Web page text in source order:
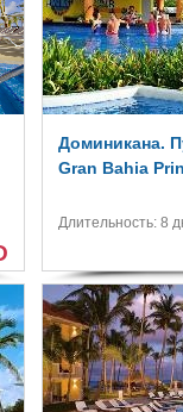
Доминикана.
Gran Bahia
Длительность: 8